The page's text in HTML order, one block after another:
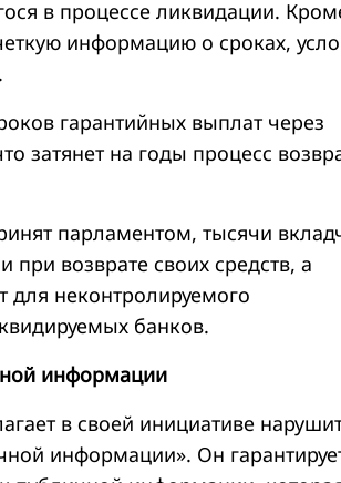
в процессе ликвидации.
информацию о сроках,
гарантийных выплат через
затянет на годы процесс
парламентом, тысячи
при возврате своих средств, а
для неконтролируемого
банков.
информации
в своей инициативе
информации». Он